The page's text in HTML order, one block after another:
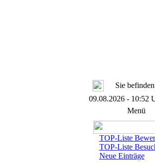
Sie
09.08.2026 - 10:52
Menü
TOP-Liste
TOP-Liste
Neue Einträge